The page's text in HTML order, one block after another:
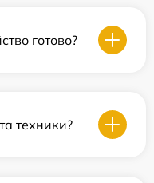
готово?
техники?